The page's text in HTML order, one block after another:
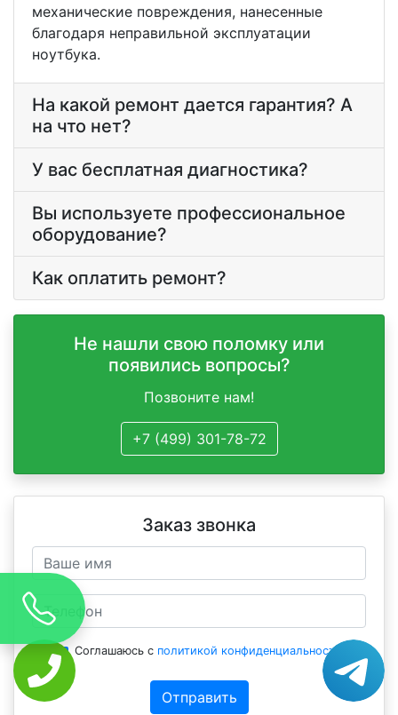
механические повреждения, нанесенные
благодаря неправильной эксплуатации
ноутбука.
На какой ремонт дается гарантия? А
на что нет?
У вас бесплатная диагностика?
Вы используете профессиональное
оборудование?
Как оплатить ремонт?
Не нашли свою поломку или
появились вопросы?
Позвоните нам!
+7 (499) 301-78-72
Заказ звонка
Соглашаюсь с политикой конфиденциальности
Отправить